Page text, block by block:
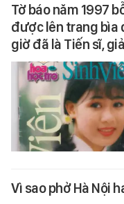
Tờ báo năm 1997
được lên trang bìa
giờ đã là Tiến sĩ,
Vì sao phở Hà Nội